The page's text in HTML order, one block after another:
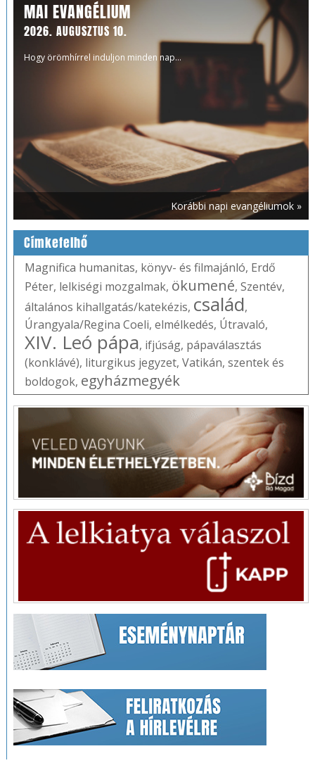
MAI EVANGÉLIUM
2026. AUGUSZTUS 10.
Hogy örömhírrel induljon minden nap...
Korábbi napi evangéliumok »
Címkefelhő
Magnifica humanitas, könyv- és filmajánló, Erdő
Péter, lelkiségi mozgalmak, ökumené, Szentév,
általános kihallgatás/katekézis, család,
Úrangyala/Regina Coeli, elmélkedés, Útravaló,
XIV. Leó pápa, ifjúság, pápaválasztás
(konklávé), liturgikus jegyzet, Vatikán, szentek és
boldogok, egyházmegyék